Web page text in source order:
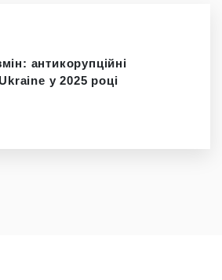
антикорупційні
у 2025 році